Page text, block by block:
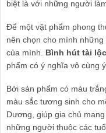
biệt là với những người
Để một vật phẩm phong
nên chọn cho mình
của mình.
Bình hút tài
phẩm có ý nghĩa vô cùng
Bởi sản phẩm có màu
màu sắc tương sinh cho
Dương, giúp gia chủ
những người thuộc các